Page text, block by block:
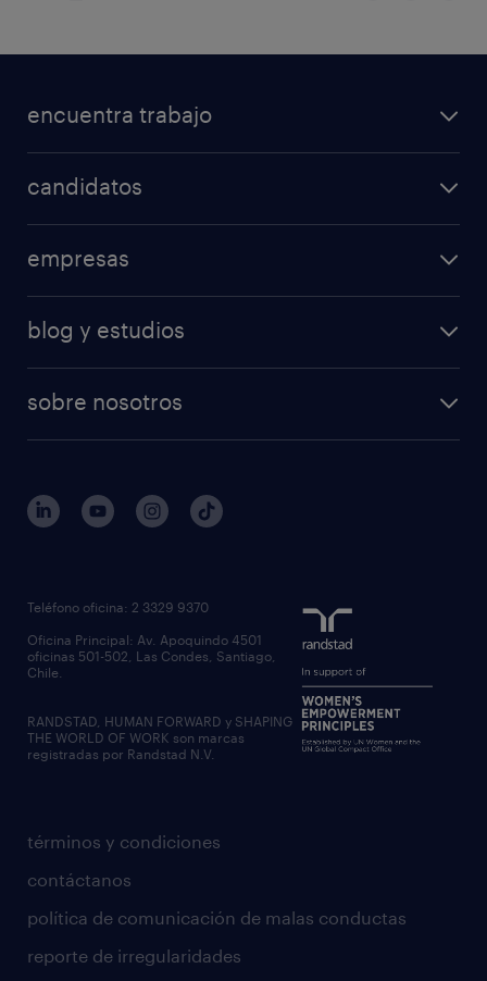
encuentra trabajo
candidatos
empresas
blog y estudios
sobre nosotros
términos y condiciones
contáctanos
política de comunicación de malas conductas
reporte de irregularidades
Teléfono oficina: 2 3329 9370
Oficina Principal: Av. Apoquindo 4501
oficinas 501-502, Las Condes, Santiago,
Chile.
RANDSTAD, HUMAN FORWARD y SHAPING
THE WORLD OF WORK son marcas
registradas por Randstad N.V.